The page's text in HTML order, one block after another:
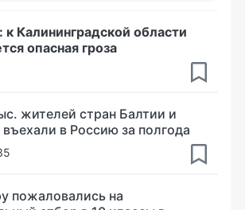
Калининградской области
опасная гроза
жителей стран Балтии и
в Россию за полгода
пожаловались на